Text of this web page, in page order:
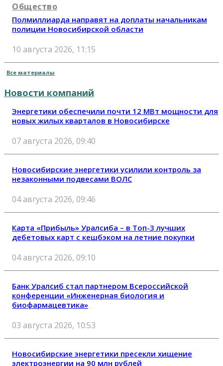
Общество
Полмиллиарда направят на доплаты начальникам
полиции Новосибирской области
10 августа 2026, 11:15
Все материалы
Новости компаний
Энергетики обеспечили почти 12 МВт мощности для
новых жилых кварталов в Новосибирске
07 августа 2026, 09:40
Новосибирские энергетики усилили контроль за
незаконными подвесами ВОЛС
04 августа 2026, 09:46
Карта «Прибыль» Уралсиба – в Топ-3 лучших
дебетовых карт с кешбэком на летние покупки
04 августа 2026, 09:10
Банк Уралсиб стал партнером Всероссийской
конференции «Инженерная биология и
биофармацевтика»
03 августа 2026, 10:53
Новосибирские энергетики пресекли хищение
электроэнергии на 90 млн рублей